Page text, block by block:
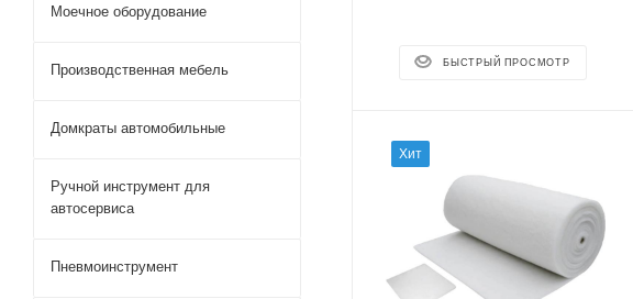
БЫСТРЫЙ ПРОСМОТР
Хит
Моечное оборудование
Производственная мебель
Домкраты автомобильные
Ручной инструмент для
автосервиса
Пневмоинструмент